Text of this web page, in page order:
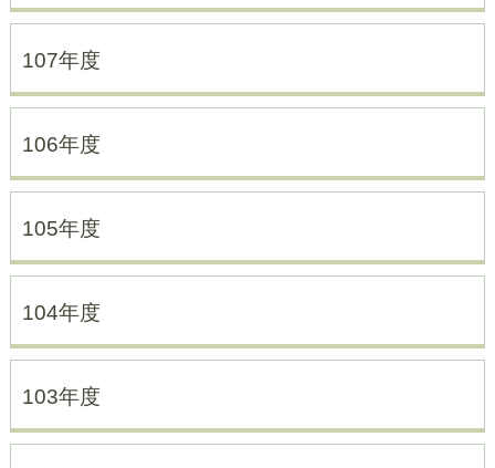
107年度
106年度
105年度
104年度
103年度